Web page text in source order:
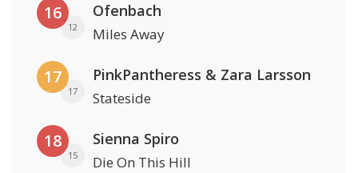
16
12
Ofenbach
Miles Away
17
17
PinkPantheress & Zara Larsson
Stateside
18
15
Sienna Spiro
Die On This Hill